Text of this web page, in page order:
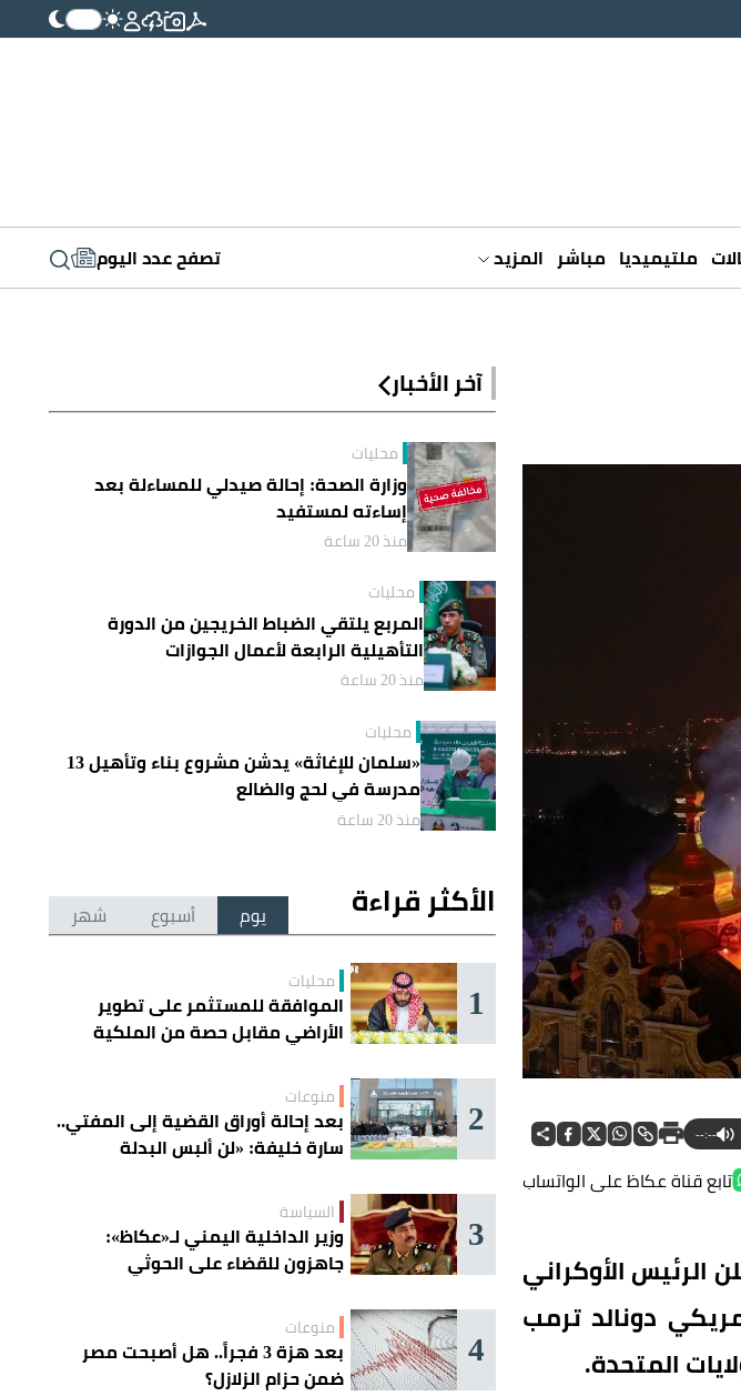
ملتيميديا مباشر المزيد تصفح عدد اليوم
--:--
تابع قناة عكاظ على الواتساب
الرئيس الأوكراني
دونالد ترمب
المتحدة.
آخر الأخبار
محليات
وزارة الصحة: إحالة صيدلي للمساءلة بعد
إساءته لمستفيد
منذ 20 ساعة
محليات
المربع يلتقي الضباط الخريجين من الدورة
التأهيلية الرابعة لأعمال الجوازات
منذ 20 ساعة
محليات
«سلمان للإغاثة» يدشن مشروع بناء وتأهيل 13
مدرسة في لحج والضالع
منذ 20 ساعة
الأكثر قراءة يوم أسبوع شهر
1 محليات
الموافقة للمستثمر على تطوير
الأراضي مقابل حصة من الملكية
2 منوعات
بعد إحالة أوراق القضية إلى المفتي..
سارة خليفة: «لن ألبس البدلة
3 السياسة
وزير الداخلية اليمني لـ«عكاظ»:
جاهزون للقضاء على الحوثي
4 منوعات
بعد هزة 3 فجراً.. هل أصبحت مصر
ضمن حزام الزلازل؟